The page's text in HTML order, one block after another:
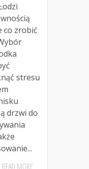
co zrobić
stresu
drzwi do
READ MORE